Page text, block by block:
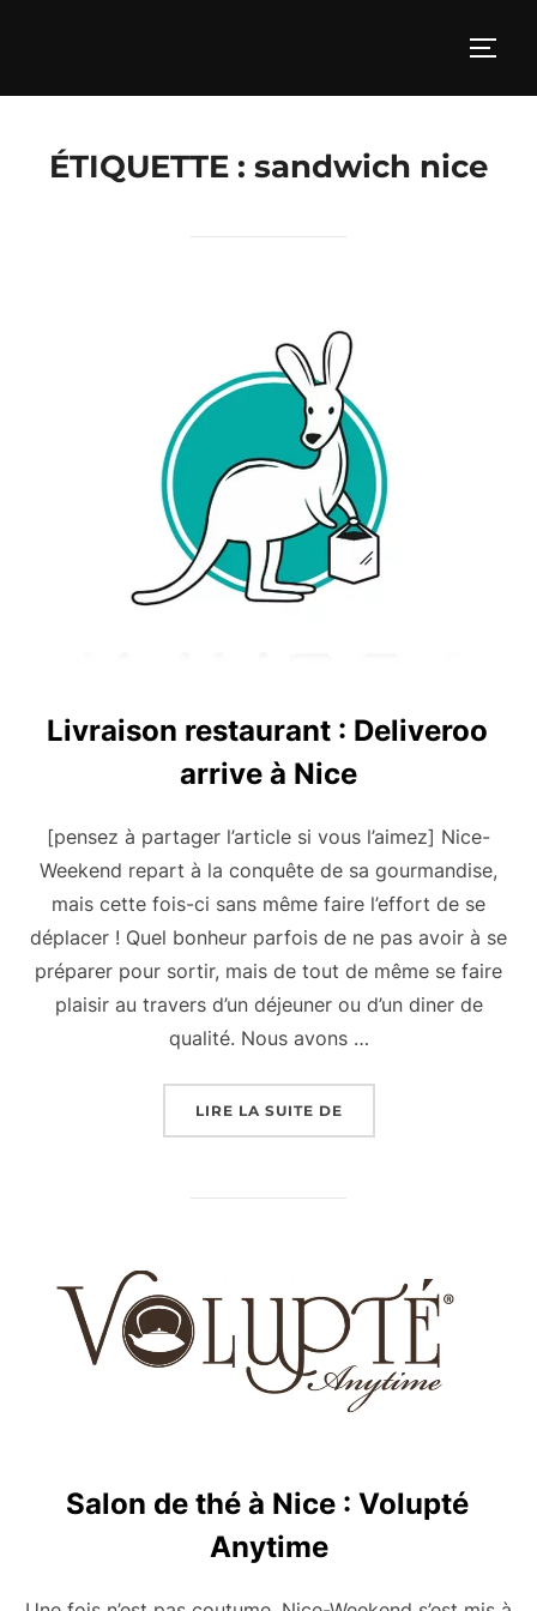
ÉTIQUETTE : sandwich nice
Livraison restaurant : Deliveroo
arrive à Nice
[pensez à partager l’article si vous l’aimez] Nice-
Weekend repart à la conquête de sa gourmandise,
mais cette fois-ci sans même faire l’effort de se
déplacer ! Quel bonheur parfois de ne pas avoir à se
préparer pour sortir, mais de tout de même se faire
plaisir au travers d’un déjeuner ou d’un diner de
qualité. Nous avons …
LIRE LA SUITE DE« LIVRAISON
Salon de thé à Nice : Volupté
Anytime